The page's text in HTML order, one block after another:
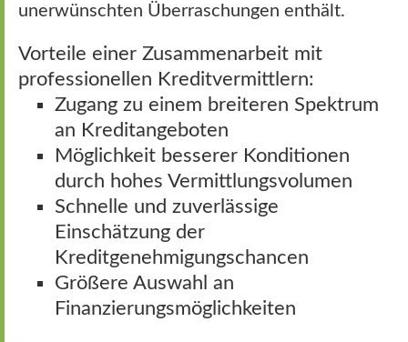
unerwünschten Überraschungen enthält.
Vorteile einer Zusammenarbeit mit
professionellen Kreditvermittlern:
Zugang zu einem breiteren Spektrum
an Kreditangeboten
Möglichkeit besserer Konditionen
durch hohes Vermittlungsvolumen
Schnelle und zuverlässige
Einschätzung der
Kreditgenehmigungschancen
Größere Auswahl an
Finanzierungsmöglichkeiten